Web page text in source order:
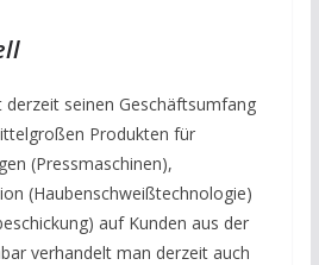
seinen Geschäftsumfang
Produkten für
(Pressmaschinen),
(Haubenschweißtechnologie)
auf Kunden aus der
verhandelt man derzeit auch